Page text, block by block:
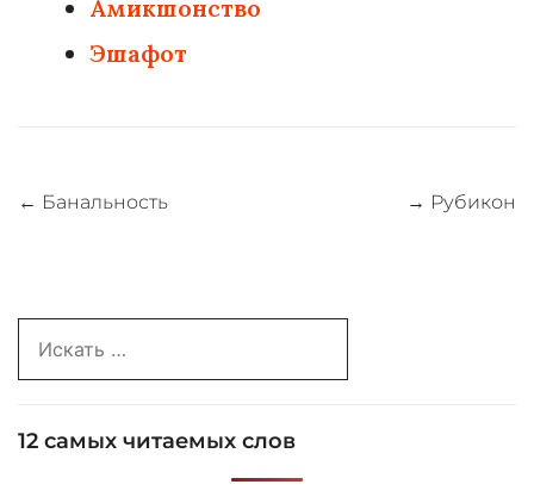
Амикшонство
Эшафот
Навигация
← Банальность → Рубикон
for:
12 самых читаемых слов